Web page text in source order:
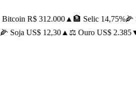
R$ 312.000▲ 🏦 Selic 14,75%🌽
Soja US$ 12,30▲ ⚖️ Ouro US$ 2.385▼